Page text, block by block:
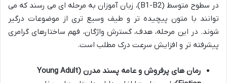
در سطوح متوسط (B1-B2)، زبان آموزان به مرحله ای می رسند که می
توانند با متون پیچیده تر و طیف وسیع تری از موضوعات درگیر
شوند. در این مرحله، هدف، گسترش واژگان، فهم ساختارهای گرامری
پیشرفته تر و افزایش سرعت درک مطلب است.
رمان های پرفروش و عامه پسند مدرن (Young Adult